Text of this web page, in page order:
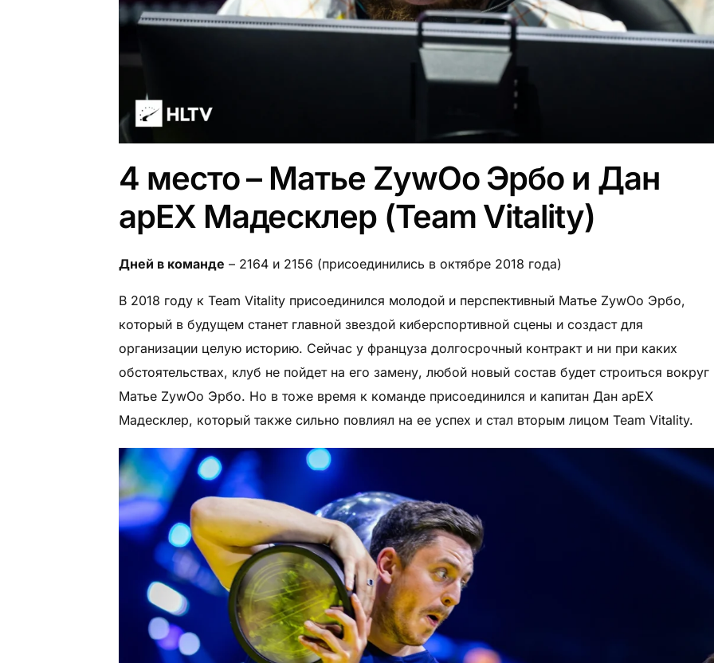
4 место – Матье ZywOo Эрбо и Дан
apEX Мадесклер (Team Vitality)
Дней в команде – 2164 и 2156 (присоединились в октябре 2018 года)
В 2018 году к Team Vitality присоединился молодой и перспективный Матье ZywOo Эрбо,
который в будущем станет главной звездой киберспортивной сцены и создаст для
организации целую историю. Сейчас у француза долгосрочный контракт и ни при каких
обстоятельствах, клуб не пойдет на его замену, любой новый состав будет строиться вокруг
Матье ZywOo Эрбо. Но в тоже время к команде присоединился и капитан Дан apEX
Мадесклер, который также сильно повлиял на ее успех и стал вторым лицом Team Vitality.